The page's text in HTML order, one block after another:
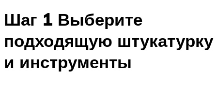
Шаг 1 Выберите
подходящую штукатурку
и инструменты